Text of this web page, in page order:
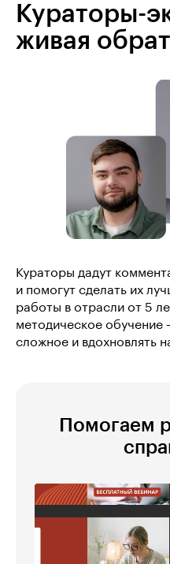
Кураторы-
живая
Кураторы дадут
и помогут сделать их
работы в отрасли от 5
методическое обучение
сложное и вдохновлять
Помогаем